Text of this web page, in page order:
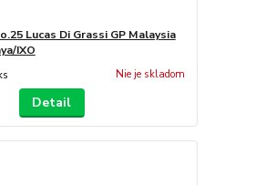
Lucas Di Grassi GP Malaysia
IXO
Nie je skladom
Detail